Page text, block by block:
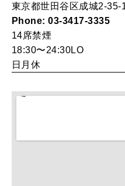
2026年8月号『
2026年7月号「鎌倉 ローカル
2026年6月号「大銀座 トレン
2026年5月号「“大
MAGAZINE
東京都世田谷区成城2-35-
Phone: 03-3417-3335
14席禁煙
18:30〜24:30LO
日月休